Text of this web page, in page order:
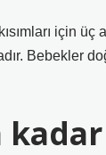
için üç
Bebekler